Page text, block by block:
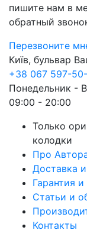
пишите нам в
обратный
Перезвоните
Київ, бульвар
+38 067 597-
Понедельник -
09:00 - 20:00
Только
колодки
Про
Доставка
Гарантия и
Статьи и
Контакты